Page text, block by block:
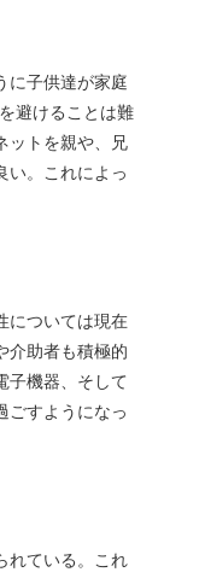
に子供達が家庭
避けることは難
ットを親や、兄
い。これによっ
については現在
介助者も積極的
子機器、そして
ごすようになっ
れている。これ